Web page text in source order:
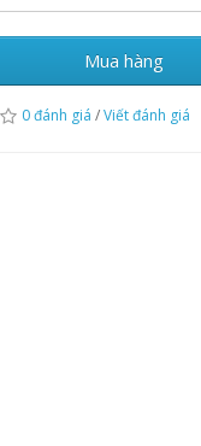
Mua hàng
0 đánh giá /Viết đánh giá